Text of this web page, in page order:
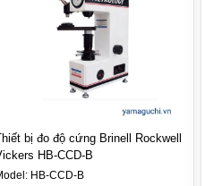
bị đo độ cứng Brinell Rockwell
HB-CCD-B
HB-CCD-B